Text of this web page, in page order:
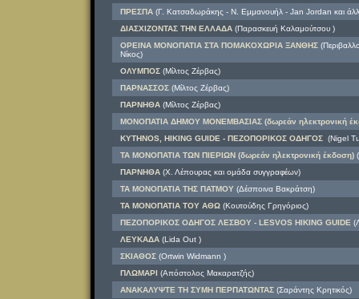
ΠΡΕΣΠΑ(Γ. Κατσαδωράκης - Ν. Εμμανουήλ - Jan Jordan και
ΔΙΑΣΧΙΖΟΝΤΑΣ ΤΗΝ ΕΛΛΑΔΑ (Παρασκευή Καλαμούτσου )
ΟΡΕΙΝΑ ΜΟΝΟΠΑΤΙΑ ΣΤΑ ΠΟΜΑΚΟΧΩΡΙΑ ΞΑΝΘΗΣ
Νίκος)
ΟΛΥΜΠΟΣ(Μίλτος Ζέρβας)
ΠΑΡΝΑΣΣΟΣ(Μίλτος Ζέρβας)
ΠΑΡΝΗΘΑ(Μίλτος Ζέρβας)
ΜΟΝΟΠΑΤΙΑ ΔΗΜΟΥ ΜΟΝΕΜΒΑΣΙΑΣ (δωρεάν ηλεκτρονική
KYTHNOS, HIKING GUIDE - ΠΕΖΟΠΟΡΙΚΟΣ ΟΔΗΓΟΣ (Nigel
ΤΑ ΜΟΝΟΠΑΤΙΑ ΤΩΝ ΠΙΕΡΙΩΝ (δωρεάν ηλεκτρονική έκδοση)
ΠΑΡΝΗΘΑ(Χ. Λέπουρας και ομάδα συγγραφέων)
ΤΑ ΜΟΝΟΠΑΤΙΑ ΤΗΣ ΠΑΤΜΟΥ(Δέσποινα Βακράτση)
ΤΑ ΜΟΝΟΠΑΤΙΑ ΤΟΥ ΑΘΩ (Κουτούδης Γρηγόριος)
ΠΕΖΟΠΟΡΙΚΟΣ ΟΔΗΓΟΣ ΛΕΣΒΟΥ - LESVOS HIKING GUIDE
ΛΕΥΚΑΔΑ(Lida Out )
ΣΚΙΑΘΟΣ(Ortwin Widmann )
ΠΛΩΜΑΡΙ (Απόστολος Μακαρατζής)
ΑΝΑΚΑΛΥΨΤΕ ΤΗ ΣΥΜΗ ΠΕΡΠΑΤΩΝΤΑΣ(Σαράντης Κρητικός)